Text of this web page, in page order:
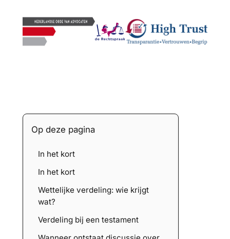
Op deze pagina
In het kort
In het kort
Wettelijke verdeling: wie krijgt
wat?
Verdeling bij een testament